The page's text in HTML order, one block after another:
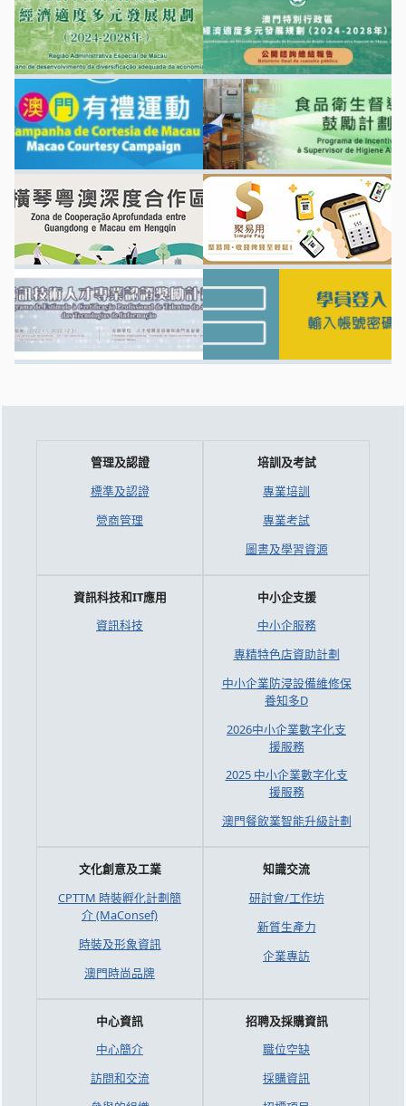
管理及認證
標準及認證
營商管理
培訓及考試
專業培訓
專業考試
圖書及學習資源
資訊科技和IT應用
資訊科技
中小企支援
中小企服務
專精特色店資助計劃
中小企業防浸設備維修保
養知多D
2026中小企業數字化支
援服務
2025 中小企業數字化支
援服務
澳門餐飲業智能升級計劃
文化創意及工業
CPTTM 時裝孵化計劃簡
介 (MaConsef)
時裝及形象資訊
澳門時尚品牌
知識交流
研討會/工作坊
新質生產力
企業專訪
中心資訊
中心簡介
訪問和交流
招聘及採購資訊
職位空缺
採購資訊